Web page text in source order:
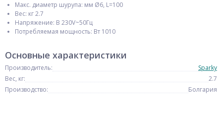
Макс. диаметр шурупа: мм Ø6, L=100
Вес: кг 2.7
Напряжение: В 230V~50Гц
Потребляемая мощность: Вт 1010
Основные характеристики
Производитель:
Sparky
Вес, кг:
2.7
Производство:
Болгария